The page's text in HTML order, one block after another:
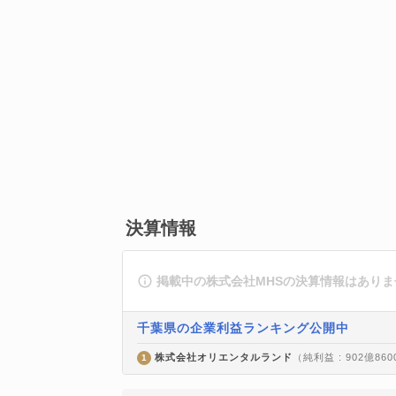
決算情報
掲載中の株式会社MHSの決算情報はありま
千葉県の企業利益ランキング公開中
1 株式会社オリエンタルランド （純利益 : 902億